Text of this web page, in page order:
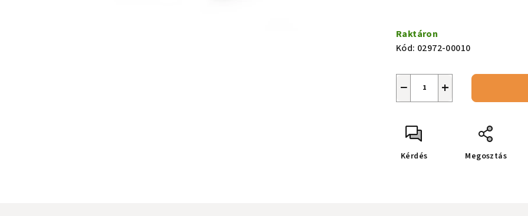
Raktáron
Kód: 02972-00010
+
−
Kérdés Megosztás